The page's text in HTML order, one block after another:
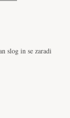
slog in se zaradi